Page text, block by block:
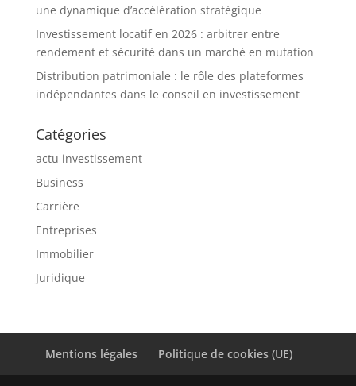
une dynamique d’accélération stratégique
Investissement locatif en 2026 : arbitrer entre
rendement et sécurité dans un marché en mutation
Distribution patrimoniale : le rôle des plateformes
indépendantes dans le conseil en investissement
Catégories
actu investissement
Business
Carrière
Entreprises
Immobilier
Juridique
Mentions légales Politique de cookies (UE)